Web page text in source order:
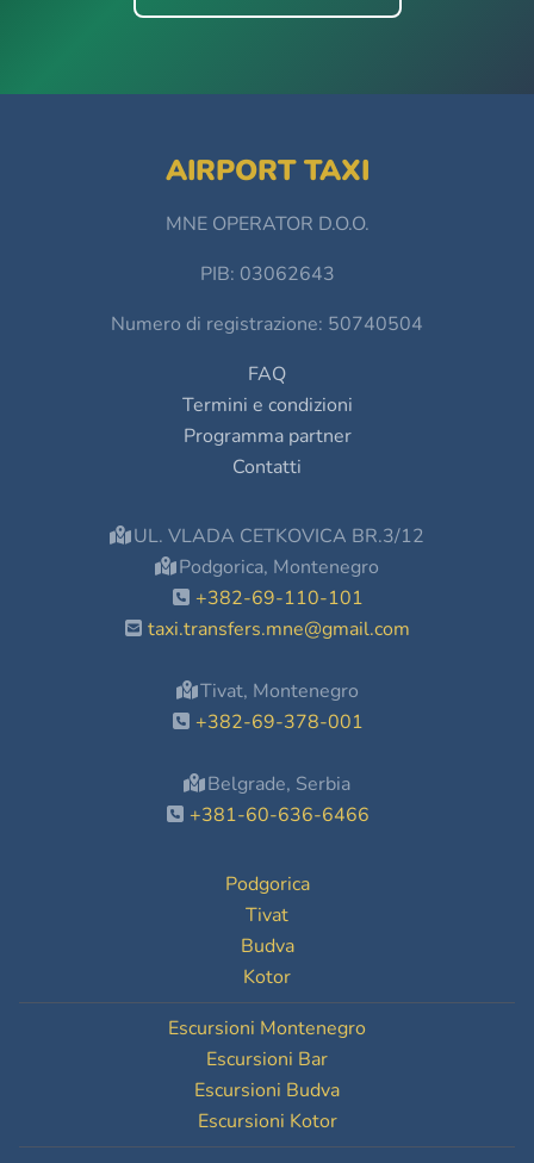
AIRPORT TAXI
MNE OPERATOR D.O.O.
PIB: 03062643
Numero di registrazione: 50740504
FAQ
Termini e condizioni
Programma partner
Contatti
UL. VLADA CETKOVICA BR.3/12
Podgorica, Montenegro
+382-69-110-101
taxi.transfers.mne@gmail.com
Tivat, Montenegro
+382-69-378-001
Belgrade, Serbia
+381-60-636-6466
Podgorica
Tivat
Budva
Kotor
Escursioni Montenegro
Escursioni Bar
Escursioni Budva
Escursioni Kotor